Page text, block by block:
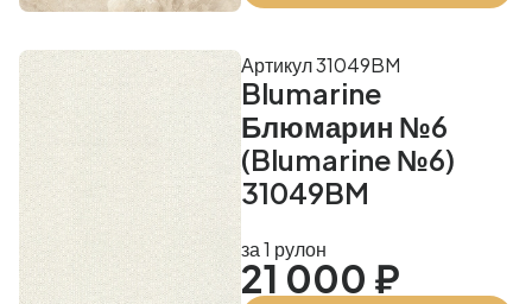
Blumarine
Блюмарин №6
(Blumarine №6)
31049BM
Артикул 31049BM
за 1 рулон
21 000 ₽